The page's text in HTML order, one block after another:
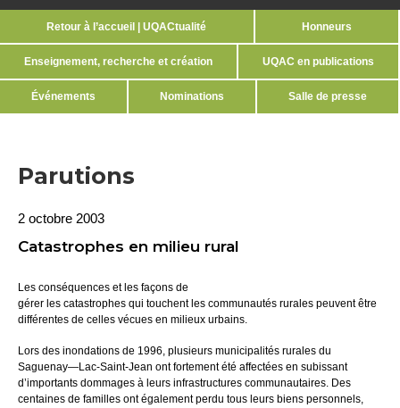
Retour à l’accueil | UQACtualité Honneurs
Enseignement, recherche et création UQAC en publications
Événements Nominations Salle de presse
Parutions
2 octobre 2003
Catastrophes en milieu rural
Les conséquences et les façons de
gérer les catastrophes qui touchent les communautés rurales peuvent être
différentes de celles vécues en milieux urbains.
Lors des inondations de 1996, plusieurs municipalités rurales du
Saguenay—Lac-Saint-Jean ont fortement été affectées en subissant
d’importants dommages à leurs infrastructures communautaires. Des
centaines de familles ont également perdu tous leurs biens personnels,